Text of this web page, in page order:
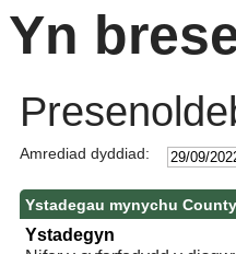
Yn
Amrediad dyddiad:
Ystadegau mynychu
Ystadegyn